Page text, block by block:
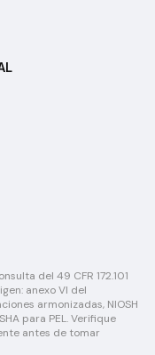
del 49 CFR 172.101
anexo VI del
armonizadas, NIOSH
para PEL. Verifique
antes de tomar